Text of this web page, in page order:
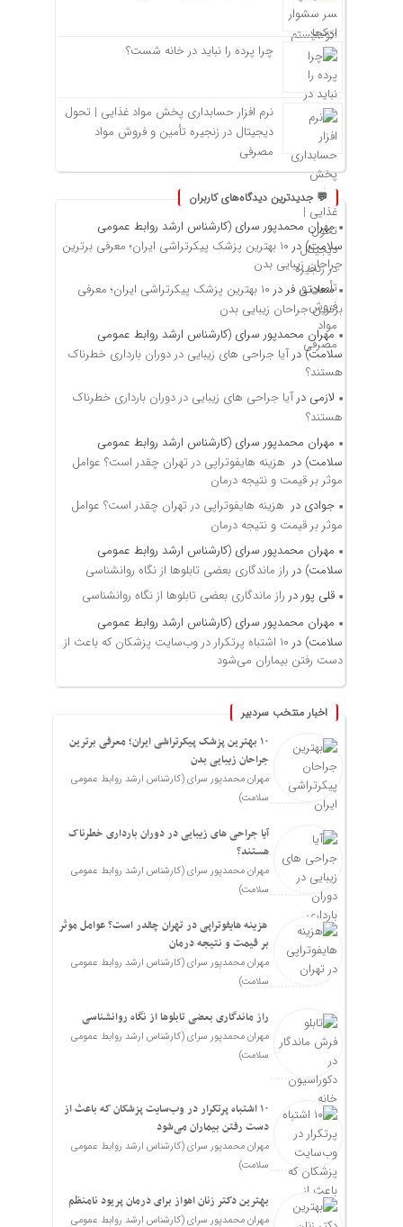
چرا پرده را نباید در خانه شست؟
نرم افزار حسابداری پخش مواد غذایی | تحول
دیجیتال در زنجیره تأمین و فروش مواد
مصرفی
💬 جدیدترین دیدگاه‌های کاربران
مهران محمدپور سرای (کارشناس ارشد روابط عمومی
سلامت)در
۱۰ بهترین پزشک پیکرتراشی ایران؛ معرفی برترین
جراحان زیبایی بدن
سعادتی فر در
۱۰ بهترین پزشک پیکرتراشی ایران؛ معرفی
برترین جراحان زیبایی بدن
مهران محمدپور سرای (کارشناس ارشد روابط عمومی
سلامت)در آیا جراحی های زیبایی در دوران بارداری خطرناک
هستند؟
لازمی در آیا جراحی های زیبایی در دوران بارداری خطرناک
هستند؟
مهران محمدپور سرای (کارشناس ارشد روابط عمومی
سلامت) در هزینه هایفوتراپی در تهران چقدر است؟ عوامل
موثر بر قیمت و نتیجه درمان
جوادی در هزینه هایفوتراپی در تهران چقدر است؟ عوامل
موثر بر قیمت و نتیجه درمان
مهران محمدپور سرای (کارشناس ارشد روابط عمومی
سلامت) در راز ماندگاری بعضی تابلوها از نگاه روانشناسی
قلی پور در راز ماندگاری بعضی تابلوها از نگاه روانشناسی
مهران محمدپور سرای (کارشناس ارشد روابط عمومی
سلامت) در
۱۰ اشتباه پرتکرار در وب‌سایت پزشکان که باعث از
دست رفتن بیماران می‌شود
اخبار منتخب سردبیر
۱۰ بهترین پزشک پیکرتراشی ایران؛ معرفی برترین
جراحان زیبایی بدن
مهران محمدپور سرای (کارشناس ارشد روابط عمومی
سلامت)
آیا جراحی های زیبایی در دوران بارداری خطرناک
هستند؟
مهران محمدپور سرای (کارشناس ارشد روابط عمومی
سلامت)
هزینه هایفوتراپی در تهران چقدر است؟ عوامل موثر
بر قیمت و نتیجه درمان
مهران محمدپور سرای (کارشناس ارشد روابط عمومی
سلامت)
راز ماندگاری بعضی تابلوها از نگاه روانشناسی
مهران محمدپور سرای (کارشناس ارشد روابط عمومی
سلامت)
۱۰ اشتباه پرتکرار در وب‌سایت پزشکان که باعث از
دست رفتن بیماران می‌شود
مهران محمدپور سرای (کارشناس ارشد روابط عمومی
سلامت)
بهترین دکتر زنان اهواز برای درمان پریود نامنظم
مهران محمدپور سرای (کارشناس ارشد روابط عمومی